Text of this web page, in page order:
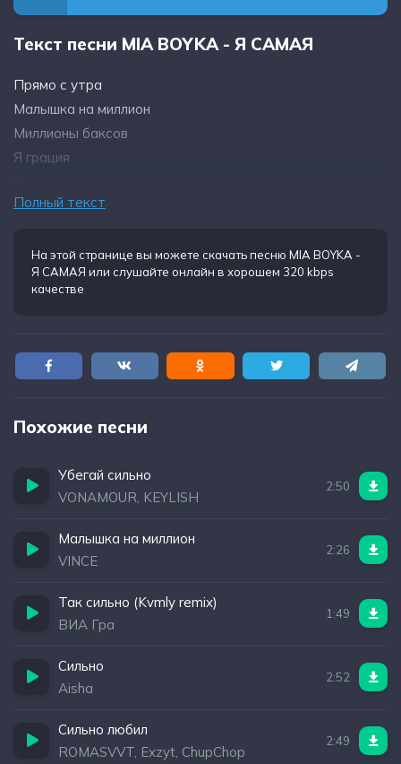
Текст песни MIA BOYKA - Я САМАЯ
Прямо с утра
Малышка на миллион
Миллионы баксов
Я грация
Я так сильно люблю себя
Иду гордая, красивая
Пока собаки лают и завидуют
Полный текст
На этой странице вы можете скачать песню MIA BOYKA -
Я САМАЯ или слушайте онлайн в хорошем 320 kbps
качестве
Похожие песни
Убегай сильно
VONAMOUR, KEYLISH
2:50
Малышка на миллион
VINCE
2:26
Так сильно (Kvmly remix)
ВИА Гра
1:49
Сильно
Aisha
2:52
Сильно любил
ROMASVVT, Exzyt, ChupChop
2:49